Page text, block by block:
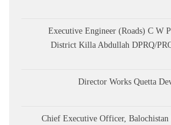
Executive Engineer (Roads) C W
District Killa Abdullah ​DPRQ/
Director Works Quetta
Chief Executive Officer,